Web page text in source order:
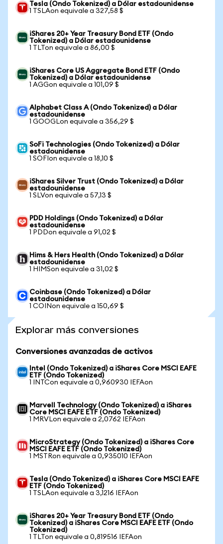
Tesla (Ondo Tokenized) a Dólar estadounidense
1 TSLAon equivale a 327,58 $
iShares 20+ Year Treasury Bond ETF (Ondo
Tokenized) a Dólar estadounidense
1 TLTon equivale a 86,00 $
iShares Core US Aggregate Bond ETF (Ondo
Tokenized) a Dólar estadounidense
1 AGGon equivale a 101,09 $
Alphabet Class A (Ondo Tokenized) a Dólar
estadounidense
1 GOOGLon equivale a 356,29 $
SoFi Technologies (Ondo Tokenized) a Dólar
estadounidense
1 SOFIon equivale a 18,10 $
iShares Silver Trust (Ondo Tokenized) a Dólar
estadounidense
1 SLVon equivale a 57,13 $
PDD Holdings (Ondo Tokenized) a Dólar
estadounidense
1 PDDon equivale a 91,02 $
Hims & Hers Health (Ondo Tokenized) a Dólar
estadounidense
1 HIMSon equivale a 31,02 $
Coinbase (Ondo Tokenized) a Dólar
estadounidense
1 COINon equivale a 150,69 $
Explorar más conversiones
Conversiones avanzadas de activos
Intel (Ondo Tokenized) a iShares Core MSCI EAFE
ETF (Ondo Tokenized)
1 INTCon equivale a 0,960930 IEFAon
Marvell Technology (Ondo Tokenized) a iShares
Core MSCI EAFE ETF (Ondo Tokenized)
1 MRVLon equivale a 2,0762 IEFAon
MicroStrategy (Ondo Tokenized) a iShares Core
MSCI EAFE ETF (Ondo Tokenized)
1 MSTRon equivale a 0,935010 IEFAon
Tesla (Ondo Tokenized) a iShares Core MSCI EAFE
ETF (Ondo Tokenized)
1 TSLAon equivale a 3,1216 IEFAon
iShares 20+ Year Treasury Bond ETF (Ondo
Tokenized) a iShares Core MSCI EAFE ETF (Ondo
Tokenized)
1 TLTon equivale a 0,819516 IEFAon